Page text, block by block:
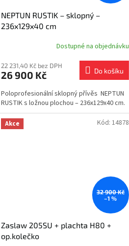
NEPTUN RUSTIK – sklopný –
236x129x40 cm
Dostupné na objednávku
22 231,40 Kč bez DPH
26 900 Kč Do košíku
Poloprofesionální sklopný přívěs NEPTUN
RUSTIK s ložnou plochou – 236x129x40 cm.
Akce
32 900 Kč
–1 %
Zaslaw 205SU + plachta H80 +
op.kolečko
Kód: 14878